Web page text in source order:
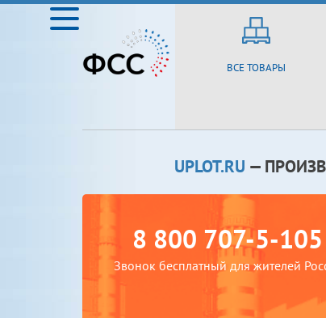
ВСЕ ТОВАРЫ
UPLOT.RU —
8 800 707-5-105
Звонок бесплатный для жителей